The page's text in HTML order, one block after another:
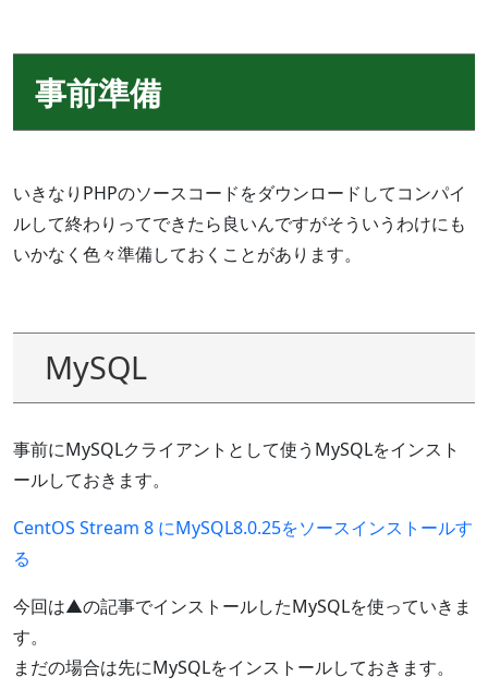
事前準備
いきなりPHPのソースコードをダウンロードしてコンパイ
ルして終わりってできたら良いんですがそういうわけにも
いかなく色々準備しておくことがあります。
MySQL
事前にMySQLクライアントとして使うMySQLをインスト
ールしておきます。
CentOS Stream 8 にMySQL8.0.25をソースインストールす
る
今回は▲の記事でインストールしたMySQLを使っていきま
す。
まだの場合は先にMySQLをインストールしておきます。